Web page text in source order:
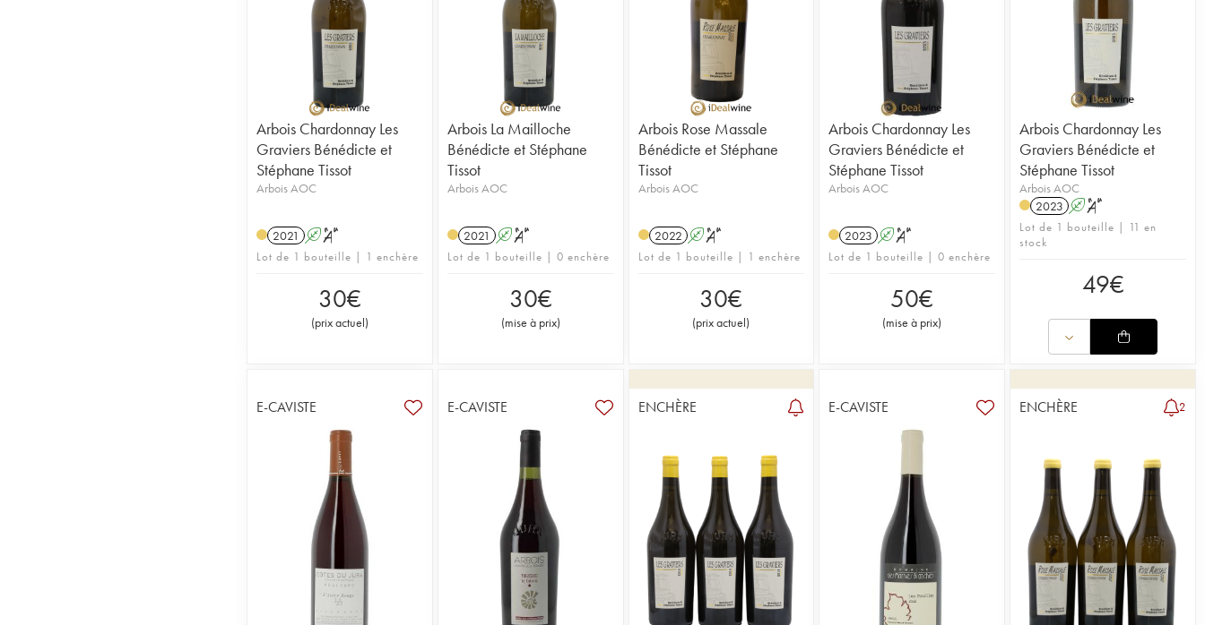
Arbois Chardonnay Les
Graviers Bénédicte et
Stéphane Tissot
Arbois AOC
2021 A S
Lot de 1 bouteille | 1 enchère
30€
(prix actuel)
Arbois La Mailloche
Bénédicte et Stéphane
Tissot
Arbois AOC
2021 A S
Lot de 1 bouteille | 0 enchère
30€
(mise à prix)
Arbois Rose Massale
Bénédicte et Stéphane
Tissot
Arbois AOC
2022 A S
Lot de 1 bouteille | 1 enchère
30€
(prix actuel)
Arbois Chardonnay Les
Graviers Bénédicte et
Stéphane Tissot
Arbois AOC
2023 A S
Lot de 1 bouteille | 0 enchère
50€
(mise à prix)
Arbois Chardonnay Les
Graviers Bénédicte et
Stéphane Tissot
Arbois AOC
2023 A S
Lot de 1 bouteille | 11 en
stock
49€
E-CAVISTE E-CAVISTE ENCHÈRE E-CAVISTE ENCHÈRE 2